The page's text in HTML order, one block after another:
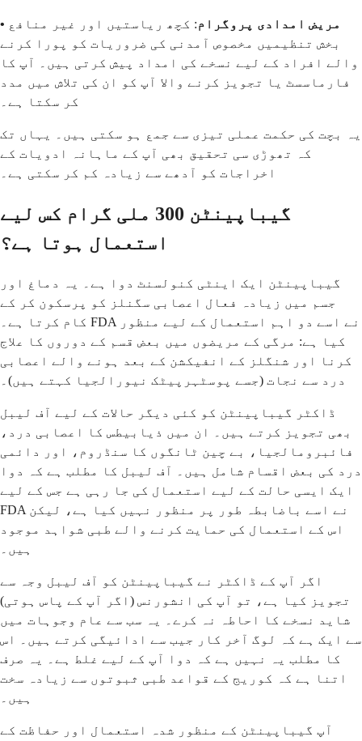
• مریض امدادی پروگرام: کچھ ریاستیں اور غیر منافع
بخش تنظیمیں مخصوص آمدنی کی ضروریات کو پورا کرنے
والے افراد کے لیے نسخے کی امداد پیش کرتی ہیں۔ آپ کا
فارماسسٹ یا تجویز کرنے والا آپ کو ان کی تلاش میں مدد
کر سکتا ہے۔
یہ بچت کی حکمت عملی تیزی سے جمع ہو سکتی ہیں۔ یہاں تک
کہ تھوڑی سی تحقیق بھی آپ کے ماہانہ ادویات کے
اخراجات کو آدھے سے زیادہ کم کر سکتی ہے۔
گیباپینٹن 300 ملی گرام کس لیے
استعمال ہوتا ہے؟
گیباپینٹن ایک اینٹی کنولسنٹ دوا ہے۔ یہ دماغ اور
جسم میں زیادہ فعال اعصابی سگنلز کو پرسکون کر کے
کام کرتا ہے۔ FDA نے اسے دو اہم استعمال کے لیے منظور
کیا ہے: مرگی کے مریضوں میں بعض قسم کے دوروں کا علاج
کرنا اور شنگلز کے انفیکشن کے بعد ہونے والے اعصابی
درد سے نجات (جسے پوسٹہرپیٹک نیورالجیا کہتے ہیں)۔
ڈاکٹر گیباپینٹن کو کئی دیگر حالات کے لیے آف لیبل
بھی تجویز کرتے ہیں۔ ان میں ذیابیطس کا اعصابی درد،
فائبرومالجیا، بے چین ٹانگوں کا سنڈروم، اور دائمی
درد کی بعض اقسام شامل ہیں۔ آف لیبل کا مطلب ہے کہ دوا
ایک ایسی حالت کے لیے استعمال کی جا رہی ہے جس کے لیے
FDA نے اسے باضابطہ طور پر منظور نہیں کیا ہے، لیکن
اس کے استعمال کی حمایت کرنے والے طبی شواہد موجود
ہیں۔
اگر آپ کے ڈاکٹر نے گیباپینٹن کو آف لیبل وجہ سے
تجویز کیا ہے، تو آپ کی انشورنس (اگر آپ کے پاس ہوتی)
شاید نسخے کا احاطہ نہ کرے۔ یہ سب سے عام وجوہات میں
سے ایک ہے کہ لوگ آخر کار جیب سے ادائیگی کرتے ہیں۔ اس
کا مطلب یہ نہیں ہے کہ دوا آپ کے لیے غلط ہے۔ یہ صرف
اتنا ہے کہ کوریج کے قواعد طبی ثبوتوں سے زیادہ سخت
ہیں۔
آپ گیباپینٹن کے منظور شدہ استعمال اور حفاظت کے